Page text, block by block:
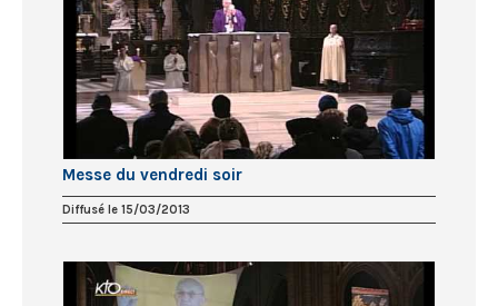
Messe du vendredi soir
Diffusé le 15/03/2013